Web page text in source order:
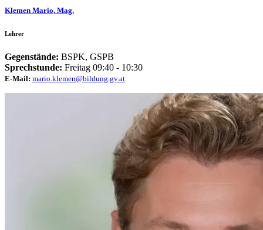
Klemen Mario, Mag.
Lehrer
Gegenstände: BSPK, GSPB
Sprechstunde: Freitag 09:40 - 10:30
E-Mail: mario.klemen@bildung.gv.at